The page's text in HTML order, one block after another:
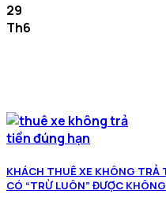
29
Th6
KHÁCH THUÊ XE KHÔNG TRẢ
CÓ “TRỪ LUÔN” ĐƯỢC